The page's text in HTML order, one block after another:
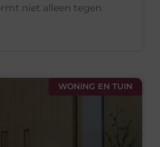
niet alleen tegen
WONING EN TUIN